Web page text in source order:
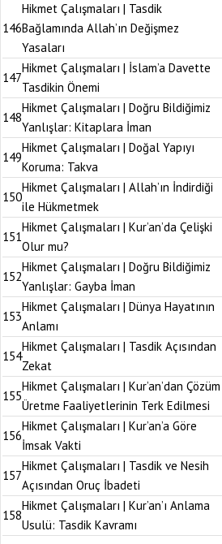
146
Hikmet Çalışmaları | Tasdik
Bağlamında Allah’ın Değişmez
Yasaları
147
Hikmet Çalışmaları | İslam’a Davette
Tasdikin Önemi
148
Hikmet Çalışmaları | Doğru Bildiğimiz
Yanlışlar: Kitaplara İman
149
Hikmet Çalışmaları | Doğal Yapıyı
Koruma: Takva
150
Hikmet Çalışmaları | Allah’ın İndirdiği
ile Hükmetmek
151
Hikmet Çalışmaları | Kur’an’da Çelişki
Olur mu?
152
Hikmet Çalışmaları | Doğru Bildiğimiz
Yanlışlar: Gayba İman
153
Hikmet Çalışmaları | Dünya Hayatının
Anlamı
154
Hikmet Çalışmaları | Tasdik Açısından
Zekat
155
Hikmet Çalışmaları | Kur’an’dan Çözüm
Üretme Faaliyetlerinin Terk Edilmesi
156
Hikmet Çalışmaları | Kur’an’a Göre
İmsak Vakti
157
Hikmet Çalışmaları | Tasdik ve Nesih
Açısından Oruç İbadeti
158
Hikmet Çalışmaları | Kur’an’ı Anlama
Usulü: Tasdik Kavramı